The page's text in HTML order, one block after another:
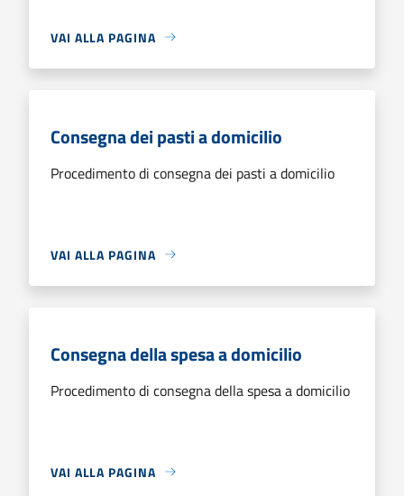
VAI ALLA PAGINA
Consegna dei pasti a domicilio
Procedimento di consegna dei pasti a domicilio
VAI ALLA PAGINA
Consegna della spesa a domicilio
Procedimento di consegna della spesa a domicilio
VAI ALLA PAGINA